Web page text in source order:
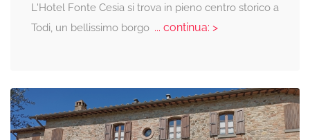
L'Hotel Fonte Cesia si trova in pieno centro storico a
Todi, un bellissimo borgo... continua: >